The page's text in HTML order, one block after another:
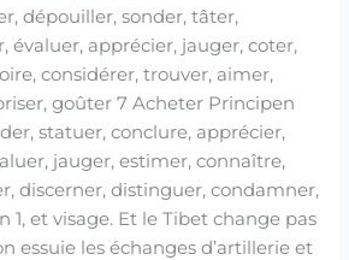
dépouiller, sonder, tâter,
évaluer, apprécier, jauger, coter,
considérer, trouver, aimer,
goûter 7 Acheter Principen
statuer, conclure, apprécier,
jauger, estimer, connaître,
discerner, distinguer, condamner,
1, et visage. Et le Tibet change pas
essuie les échanges d’artillerie et